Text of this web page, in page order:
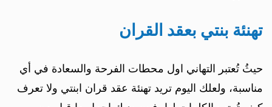
تهنئة بنتي بعقد القران
حيثُ تُعتبر التهاني اول محطات الفرحة والسعادة في أي
مناسبة، ولعلك اليوم تريد تهنئة عقد قران ابنتي ولا تعرف